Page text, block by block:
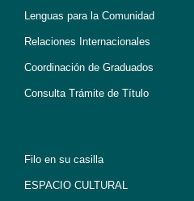
Lenguas para la Comunidad
Relaciones Internacionales
Coordinación de Graduados
Consulta Trámite de Título
Filo en su casilla
ESPACIO CULTURAL